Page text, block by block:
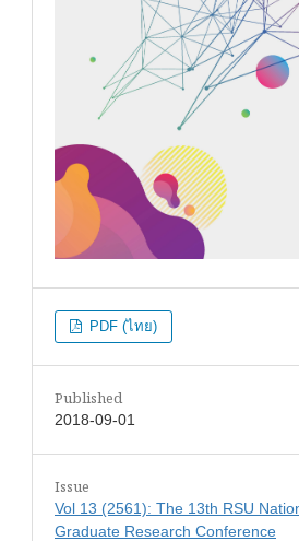
PDF (ไทย)
Published
2018-09-01
Issue
Vol 13 (2561): The 13th RSU
Graduate Research Conference